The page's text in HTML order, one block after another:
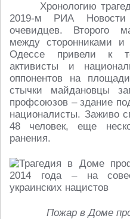
Хронологию
2019-м РИА Новости
очевидцев. Второго
между сторонниками
Одессе привели к
активисты и
оппонентов на
стычки майдановцы
профсоюзов – здание
националисты. Заживо
48 человек, еще
ранения.
Пожар в Доме